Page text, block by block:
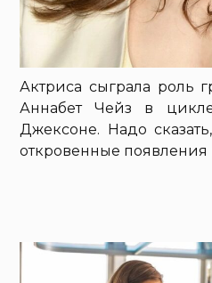
Актриса сыграла роль
Аннабет Чейз в
Джексоне. Надо
откровенные появления